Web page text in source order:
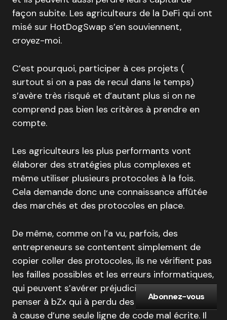
façon subite. Les agriculteurs de la DeFi qui ont
misé sur HotDogSwap s’en souviennent,
croyez-moi.
C’est pourquoi, participer à ces projets (
surtout si on a pas de recul dans le temps)
s’avère très risqué et d’autant plus si on ne
comprend pas bien les critères à prendre en
compte.
Les agriculteurs les plus performants vont
élaborer des stratégies plus complexes et
même utiliser plusieurs protocoles à la fois.
Cela demande donc une connaissance affûtée
des marchés et des protocoles en place.
De même, comme on l’a vu, parfois, des
entrepreneurs se contentent simplement de
copier coller des protocoles, ils ne vérifient pas
les failles possibles et les erreurs informatiques,
qui peuvent s’avérer préjudiciable. On peut
penser à bZx qui à perdu des millions de dollars
à cause d’une seule ligne de code mal écrite. Il
Abonnez-vous